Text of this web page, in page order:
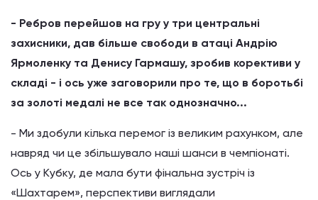
- Ребров перейшов на гру у три центральні
захисники, дав більше свободи в атаці Андрію
Ярмоленку та Денису Гармашу, зробив корективи у
складі - і ось уже заговорили про те, що в боротьбі
за золоті медалі не все так однозначно...
- Ми здобули кілька перемог із великим рахунком, але
навряд чи це збільшувало наші шанси в чемпіонаті.
Ось у Кубку, де мала бути фінальна зустріч із
«Шахтарем», перспективи виглядали